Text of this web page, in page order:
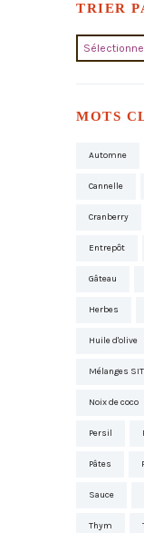
TRIER
Trier
par
MOTS
Automne
Cannelle
Cranberry
Entrepôt
Gâteau
Herbes
Huile d'olive
Mélanges
Noix de coco
Persil
Pâtes
Sauce
Thym